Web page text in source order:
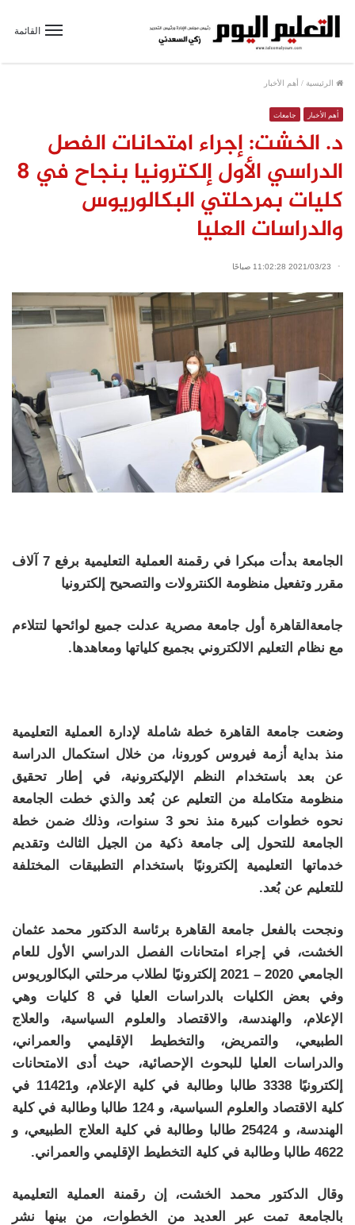
القائمة
الرئيسية / أهم الأخبار
أهم الأخبار جامعات
د. الخشت: إجراء امتحانات الفصل
الدراسي الأول إلكترونيا بنجاح في 8
كليات بمرحلتي البكالوريوس
والدراسات العليا
2021/03/23 11:02:28 صباحًا
الجامعة بدأت مبكرا في رقمنة العملية التعليمية برفع 7 آلاف
مقرر وتفعيل منظومة الكنترولات والتصحيح إلكترونيا
جامعةالقاهرة أول جامعة مصرية عدلت جميع لوائحها لتتلاءم
مع نظام التعليم الالكتروني بجميع كلياتها ومعاهدها.
وضعت جامعة القاهرة خطة شاملة لإدارة العملية التعليمية
منذ بداية أزمة فيروس كورونا، من خلال استكمال الدراسة
عن بعد باستخدام النظم الإليكترونية، في إطار تحقيق
منظومة متكاملة من التعليم عن بُعد والذي خطت الجامعة
نحوه خطوات كبيرة منذ نحو 3 سنوات، وذلك ضمن خطة
الجامعة للتحول إلى جامعة ذكية من الجيل الثالث وتقديم
خدماتها التعليمية إلكترونيًا باستخدام التطبيقات المختلفة
للتعليم عن بُعد.
ونجحت بالفعل جامعة القاهرة برئاسة الدكتور محمد عثمان
الخشت، في إجراء امتحانات الفصل الدراسي الأول للعام
الجامعي 2020 – 2021 إلكترونيًا لطلاب مرحلتي البكالوريوس
وفي بعض الكليات بالدراسات العليا في 8 كليات وهي
الإعلام، والهندسة، والاقتصاد والعلوم السياسية، والعلاج
الطبيعي، والتمريض، والتخطيط الإقليمي والعمراني،
والدراسات العليا للبحوث الإحصائية، حيث أدى الامتحانات
إلكترونيًا 3338 طالبا وطالبة في كلية الإعلام، و11421 في
كلية الاقتصاد والعلوم السياسية، و 124 طالبا وطالبة في كلية
الهندسة، و 25424 طالبا وطالبة في كلية العلاج الطبيعي، و
4622 طالبا وطالبة في كلية التخطيط الإقليمي والعمراني.
وقال الدكتور محمد الخشت، إن رقمنة العملية التعليمية
بالجامعة تمت عبر العديد من الخطوات، من بينها نشر